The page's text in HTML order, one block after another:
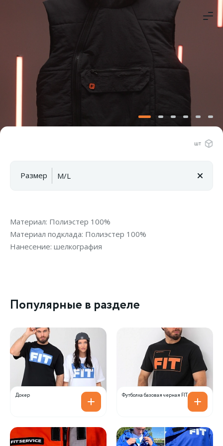
шт
Размер
Материал: Полиэстер 100%
Материал подклада: Полиэстер 100%
Нанесение: шелкография
Популярные в разделе
Докер Футболка базовая черная FIT